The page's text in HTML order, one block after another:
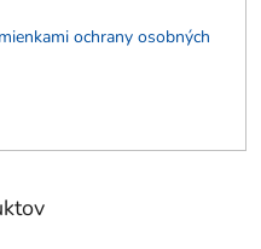
ochrany osobných